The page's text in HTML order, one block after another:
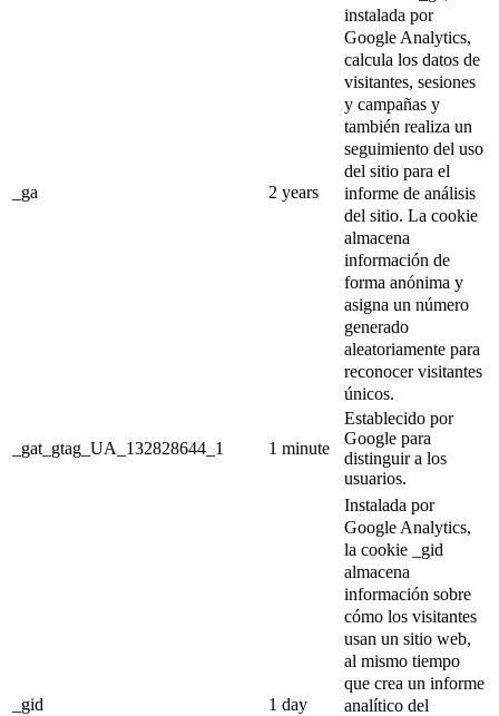
_ga 2 years
instalada por
Google Analytics,
calcula los datos de
visitantes, sesiones
y campañas y
también realiza un
seguimiento del uso
del sitio para el
informe de análisis
del sitio. La cookie
almacena
información de
forma anónima y
asigna un número
generado
aleatoriamente para
reconocer visitantes
únicos.
_gat_gtag_UA_132828644_1 1 minute
Establecido por
Google para
distinguir a los
usuarios.
_gid 1 day
Instalada por
Google Analytics,
la cookie _gid
almacena
información sobre
cómo los visitantes
usan un sitio web,
al mismo tiempo
que crea un informe
analítico del